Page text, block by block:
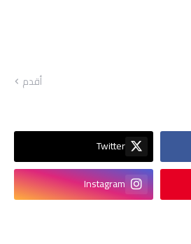
أقدم
Twitter
Instagram